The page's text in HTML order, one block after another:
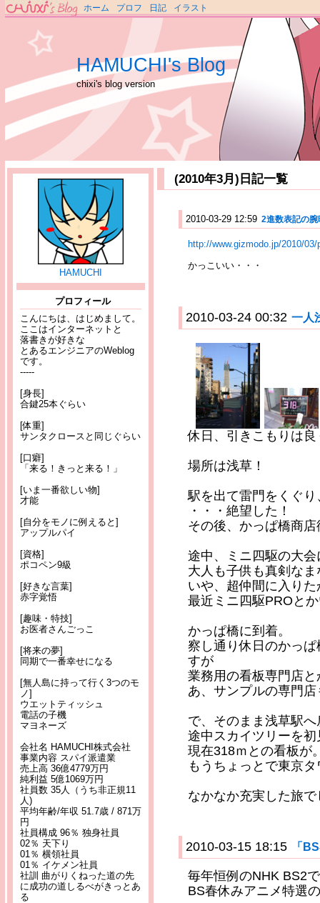
ホーム プロフ 日記 イラスト
HAMUCHI's Blog
chixi's blog version
HAMUCHI
プロフィール
こんにちは、はじめまして。
ここはインターネットと
落書きが好きな
とあるエンジニアのWeblog
です。
-----
[身長]
合鍵25本ぐらい
[体重]
サンタクロースと同じぐらい
[口癖]
「来る！きっと来る！」
[いま一番欲しい物]
才能
[自分をモノに例えると]
アップルパイ
[資格]
ポコペン9級
[好きな言葉]
赤字覚悟
[趣味・特技]
お医者さんごっこ
[将来の夢]
同期で一番幸せになる
[無人島に持って行く3つのモ
ノ]
ウエットティッシュ
電話の子機
マヨネーズ
会社名 HAMUCHI株式会社
事業内容 スパイ派遣業
売上高 36億4779万円
純利益 5億1069万円
社員数 35人（うち非正規11
人)
平均年齢/年収 51.7歳 / 871万
円
社員構成 96％ 独身社員
02％ 天下り
01％ 横領社員
01％ イケメン社員
社訓 曲がりくねった道の先
に成功の道しるべがきっとあ
る
(2010年3月)日記一覧
2010-03-29 12:59 2進数表記の腕
http://www.gizmodo.jp/2010/
かっこいい・・・
2010-03-24 00:32 一人
休日、引きこもりは
場所は浅草！
駅を出て雷門をくぐ
・・・絶望した！
その後、かっぱ橋商
途中、ミニ四駆の大会
大人も子供も真剣な
いや、超仲間に入り
最近ミニ四駆PROと
かっぱ橋に到着。
察し通り休日のかっ
すが
業務用の看板専門店
あ、サンプルの専門
で、そのまま浅草駅へ
途中スカイツリーを初
現在318ｍとの看板が
もうちょっとで東京
なかなか充実した旅
2010-03-15 18:15 「
毎年恒例のNHK BS2
BS春休みアニメ特選